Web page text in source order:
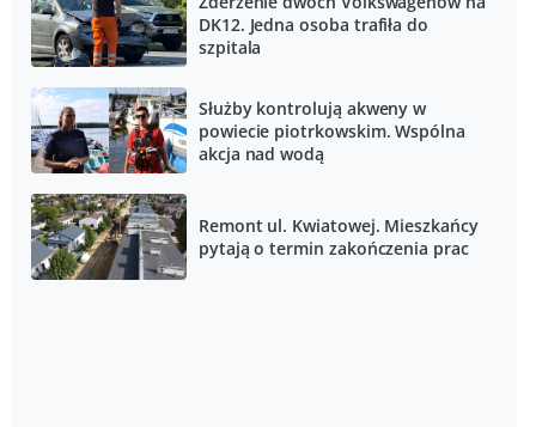
DK12. Jedna osoba trafiła do
szpitala
Służby kontrolują akweny w
powiecie piotrkowskim. Wspólna
akcja nad wodą
Remont ul. Kwiatowej. Mieszkańcy
pytają o termin zakończenia prac